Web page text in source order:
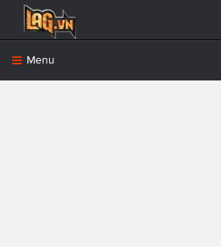
Menu